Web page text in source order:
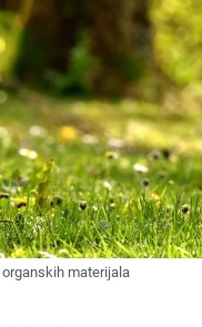
materijala